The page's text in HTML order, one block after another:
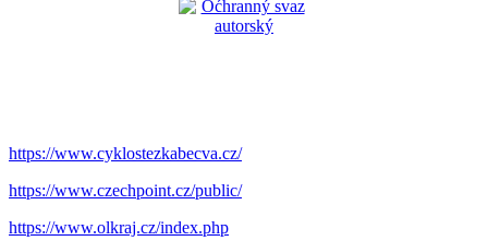
https://www.cyklostezkabecva.cz/
https://www.czechpoint.cz/public/
https://www.olkraj.cz/index.php